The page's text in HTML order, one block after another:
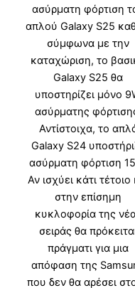
ασύρματη φόρτιση
απλού Galaxy S25
σύμφωνα με την
καταχώριση, το
Galaxy S25 θα
υποστηρίζει μόνο
ασύρματης
Αντίστοιχα, το
Galaxy S24
ασύρματη φόρτιση
Αν ισχύει κάτι τέτοιο
στην επίσημη
κυκλοφορία της
σειράς θα
πράγματι για μια
απόφαση της
που δεν θα αρέσει